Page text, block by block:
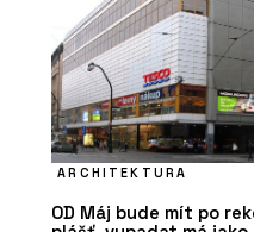
ARCHITEKTURA
OD Máj bude mít po